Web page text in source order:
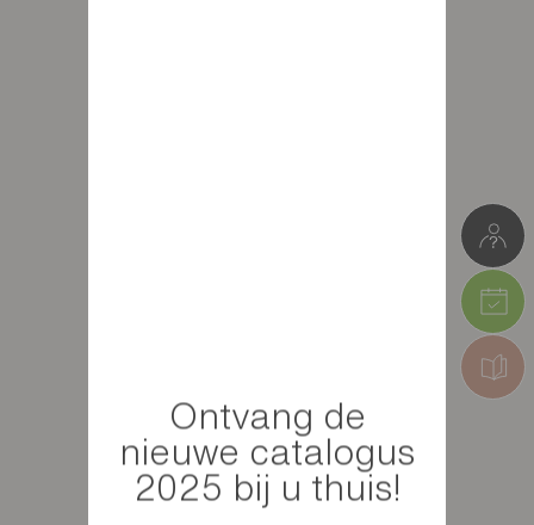
Ontvang de
nieuwe catalogus
2025 bij u thuis!